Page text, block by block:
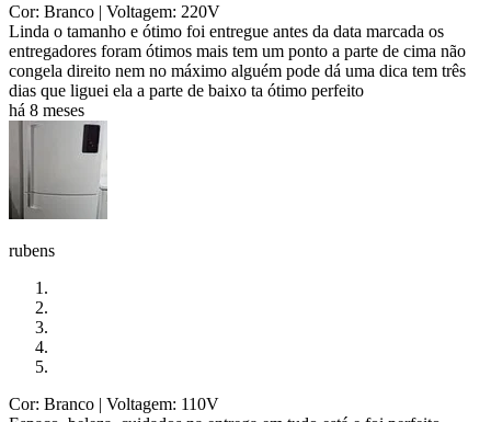
Cor: Branco | Voltagem: 220V
Linda o tamanho e ótimo foi entregue antes da data marcada os
entregadores foram ótimos mais tem um ponto a parte de cima não
congela direito nem no máximo alguém pode dá uma dica tem três
dias que liguei ela a parte de baixo ta ótimo perfeito
há 8 meses
rubens
Cor: Branco | Voltagem: 110V